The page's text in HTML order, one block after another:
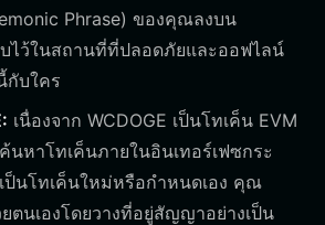
Phrase) ของคุณลงบน
ไว้ในสถานที่ที่ปลอดภัยและออฟไลน์
กับใคร
เนื่องจาก WCDOGE เป็นโทเค็น EVM
หาโทเค็นภายในอินเทอร์เฟซกระ
เป็นโทเค็นใหม่หรือกำหนดเอง คุณ
ตนเองโดยวางที่อยู่สัญญาอย่างเป็น